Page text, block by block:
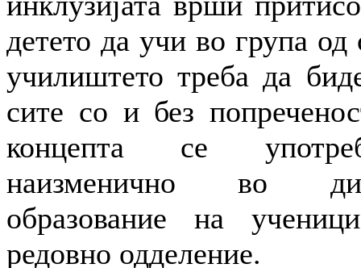
детето да учи во група
училиштето треба да
сите со и без
концепта се
наизменично во
образование на
редовно одделение.